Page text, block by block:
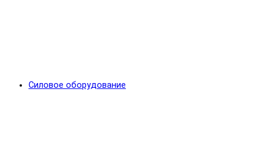
Силовое оборудование